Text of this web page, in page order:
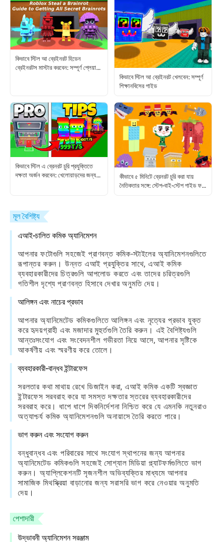
কিভাবে স্টিল আ ব্রেইনরট হিডেন
ব্রেইনরটস মাস্টার করবেন: সম্পূর্ণ প্লেয়ার
কিভাবে স্টিল আ ব্রেইনরট খেলবেন: সম্পূর্ণ
শিক্ষানবিসের গাইড
কিভাবে স্টিল এ ব্রেনরট চুরি প্রযুক্তিতে
দক্ষতা অর্জন করবেন: খেলোয়াড়দের জন্য
কীভাবে ৫ মিনিটে ব্রেনরট চুরি করা যায়
নৈতিকতার সঙ্গে: স্টেপ-বাই-স্টেপ গাইড ফর
মূল বৈশিষ্ট্য
এআই-চালিত কমিক অ্যানিমেশন
আপনার ফটোগুলি সহজেই প্রাণবন্ত কমিক-স্টাইলের অ্যানিমেশনগুলিতে
রূপান্তর করুন। উন্নত এআই প্রযুক্তির সাথে, এআই কমিক
ব্যবহারকারীদের চিত্রগুলি আপলোড করতে এবং তাদের চরিত্রগুলি
গতিশীল দৃশ্যে প্রাণবন্ত হিসাবে দেখার অনুমতি দেয়।
আলিঙ্গন এবং নাচের প্রভাব
আপনার অ্যানিমেটেড কমিকগুলিতে আলিঙ্গন এবং নৃত্যের প্রভাব যুক্ত
করে হৃদয়গ্রাহী এবং মজাদার মুহুর্তগুলি তৈরি করুন। এই বৈশিষ্ট্যগুলি
আন্তঃসংযোগ এবং সংবেদনশীল গভীরতা নিয়ে আসে, আপনার সৃষ্টিকে
আকর্ষণীয় এবং স্মরণীয় করে তোলে।
ব্যবহারকারী-বান্ধব ইন্টারফেস
সরলতার কথা মাথায় রেখে ডিজাইন করা, এআই কমিক একটি স্বজ্ঞাত
ইন্টারফেস সরবরাহ করে যা সমস্ত দক্ষতার স্তরের ব্যবহারকারীদের
সরবরাহ করে। ধাপে ধাপে দিকনির্দেশনা নিশ্চিত করে যে এমনকি নতুনরাও
অত্যাশ্চর্য কমিক অ্যানিমেশনগুলি অনায়াসে তৈরি করতে পারে।
ভাগ করুন এবং সংযোগ করুন
বন্ধুবান্ধব এবং পরিবারের সাথে সংযোগ স্থাপনের জন্য আপনার
অ্যানিমেটেড কমিকগুলি সহজেই সোশ্যাল মিডিয়া প্ল্যাটফর্মগুলিতে ভাগ
করুন। অ্যাপ্লিকেশনটি সৃজনশীল অভিব্যক্তির মাধ্যমে আপনার
সামাজিক মিথস্ক্রিয়া বাড়ানোর জন্য সরাসরি ভাগ করে নেওয়ার অনুমতি
দেয়।
পেশাদারী
উদ্ভাবনী অ্যানিমেশন সরঞ্জাম